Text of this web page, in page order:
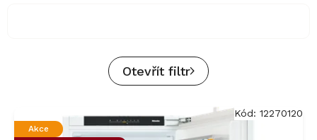
Otevřít filtr
Akce
Kód: 12270120